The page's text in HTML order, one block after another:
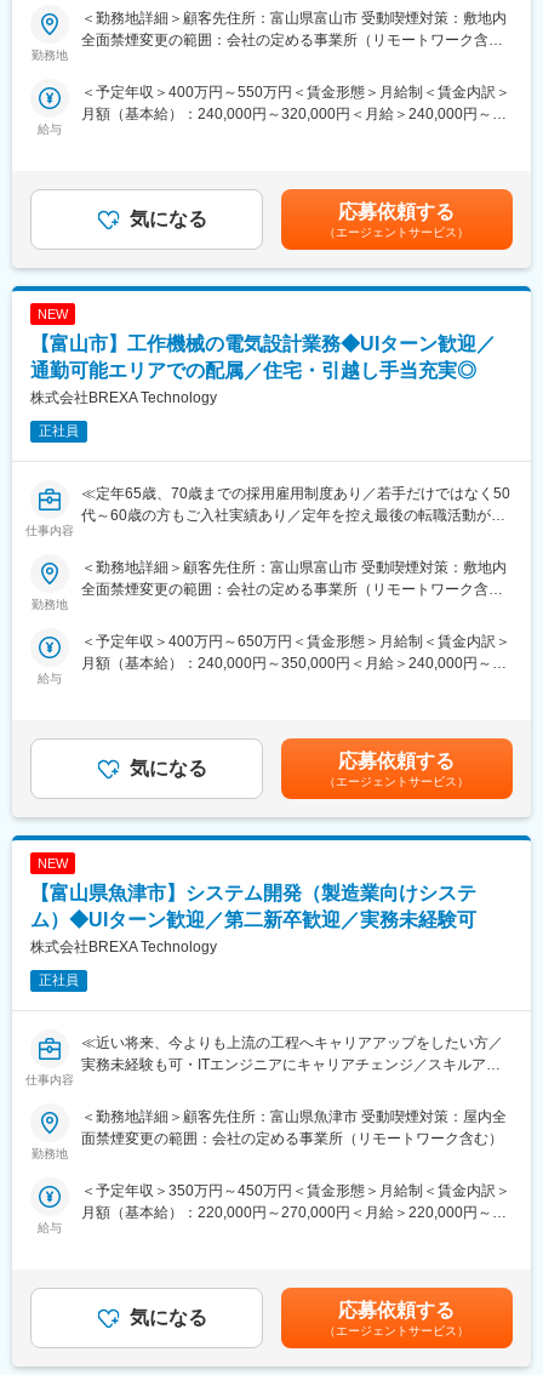
当社独占のプロジェクトも多数あり、当社だからこそ挑戦できる
仕事があります。
同業他社では希望する仕事があっても、会社の都合で挑戦できな
いという事も転職理由の1つです。
エンジニアの遣り甲斐を大切にする当社だからこその取り組みで
す。
■月残業20時間程度：
当社から配属の企業様については残業が多くなる企業様が少な
況となっています。
また過度な残業は発生の場合は、案件担当の営業から法人顧客に
対して、残業改善の是正対応も行っています。
■スキルUPで給与もUP：
スキルを上げてより難易度の高いプロジェクトへ配属をされる事
で給与も上がる仕組みを取っています。
定性的な評価のみではなく、スキルを磨くことが給与UPに繋がる
エンジニアにとっては非常分かり易い制度です。
方歓迎≫
をお任せ致します。
＜インサート成型の製品の量産立上げ＞
設備（射出成型機）の調達・操作、金型設計、成型技術など
量産以降は設備メンテナンスや改善業務をお任せ致します。
■当社だからこそ実現できるエンジニアとしての未来がある：
同業他社と比較をしても圧倒的なお取引社数を誇る当社。
当社独占のプロジェクトも多数あり、当社だからこそ挑戦できる
仕事があります。
＜キャリアドック制度＞
同業他社では希望する仕事があっても、会社の都合で挑戦できな
いという事も転職理由の1つです。
ザーが社内に働きかける事で希望する仕事への挑戦を後押ししま
す。
■月残業20時間程度：
く、特別な取り組みをすることなく過度な残業が発生をしない状
況となっています。
スキルを上げてより難易度の高いプロジェクトへ配属をされる事
で給与も上がる仕組みを取っています。
定性的な評価のみではなく、スキルを磨くことが給与UPに繋がる
エンジニアにとっては非常分かり易い制度です。
変更の範囲：会社の定める業務
勤務地
＜勤務地詳細＞顧客先住所：富山県富山市 受動喫煙対策：敷地内
全面禁煙変更の範囲：会社の定める事業所（リモートワーク含
給与
＜予定年収＞400万円～550万円＜賃金形態＞月給制＜賃金内訳＞
月額（基本給）：240,000円～320,000円＜月給＞240,000円～
年目 年収550～570万円20年目 年収1000万円超※金額はあくま
でも目安です。賃金はあくまでも目安の金額であり、選考を通じ
て上下する可能性があります。月給(月額)は固定手当を含めた表記
です。
気になる 応募依頼する
（エージェントサービス）
NEW
【富山市】工作機械の電気設計業務◆UIターン歓迎／
通勤可能エリアでの配属／住宅・引越し手当充実◎
株式会社BREXA Technology
正社員
仕事内容
≪定年65歳、70歳までの採用雇用制度あり／若手だけではなく50
代～60歳の方もご入社実績あり／定年を控え最後の転職活動がし
方歓迎≫
■業務内容：
・タッチパネルやモニターの組み込み
HMI（Human Machine Interface）との連携
・操作盤内部の配線設計
電源供給、信号線、通信線の整理
・筐体設計
◇制御盤の設計
・PLC（プログラマブルロジックコントローラ）やリレーの配置
・電源ユニット、端子台、ブレーカーの選定と配置
・ノイズ対策、放熱設計、メンテナンス性の考慮
・回路図・接続図の作成
◇設計補助
・図面の修正・更新
・配線リストの整理 等をお任せ致します。
■当社だからこそ実現できるエンジニアとしての未来がある：
＜お取引社数3,900社＞
占のプロジェクトも多数あり、当社だからこそ挑戦できる仕事が
あります。
イザーがおり、キャリアアドバイザーが社内に働きかける事で希
望する仕事への挑戦を後押しします。エンジニアの遣り甲斐を大
切にする当社だからこその取り組みです。
勤務地
＜勤務地詳細＞顧客先住所：富山県富山市 受動喫煙対策：敷地内
全面禁煙変更の範囲：会社の定める事業所（リモートワーク含
給与
＜予定年収＞400万円～650万円＜賃金形態＞月給制＜賃金内訳＞
月額（基本給）：240,000円～350,000円＜月給＞240,000円～
年目 年収550～570万円20年目 年収1000万円超※金額はあくま
でも目安です。賃金はあくまでも目安の金額であり、選考を通じ
て上下する可能性があります。月給(月額)は固定手当を含めた表記
です。
気になる 応募依頼する
（エージェントサービス）
NEW
【富山県魚津市】システム開発（製造業向けシステ
ム）◆UIターン歓迎／第二新卒歓迎／実務未経験可
株式会社BREXA Technology
正社員
仕事内容
≪近い将来、今よりも上流の工程へキャリアアップをしたい方／
実務未経験も可・ITエンジニアにキャリアチェンジ／スキルアッ
ェクトへの参加を通してエンジニアとしての経験の幅を広げたい
方へ≫
富山県魚津市にて製造業向けのシステム開発をお任せ致します。
・サーバ・ネットワークの設計・構築
※実務未経験歓迎。勉強した内容を活かしたいと言った方はぜひぜ
ひご応募ください。
勤務地
＜勤務地詳細＞顧客先住所：富山県魚津市 受動喫煙対策：屋内全
面禁煙変更の範囲：会社の定める事業所（リモートワーク含む）
給与
＜予定年収＞350万円～450万円＜賃金形態＞月給制＜賃金内訳＞
月額（基本給）：220,000円～270,000円＜月給＞220,000円～
年目 年収440～460万円8年目 年収550～570万円20年目 年
収1000万円超※金額はあくまでも目安です。賃金はあくまでも目
安の金額であり、選考を通じて上下する可能性があります。月給
(月額)は固定手当を含めた表記です。
気になる 応募依頼する
（エージェントサービス）